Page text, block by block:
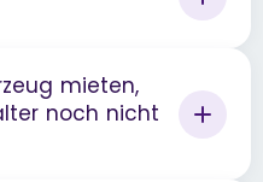
mieten,
noch nicht